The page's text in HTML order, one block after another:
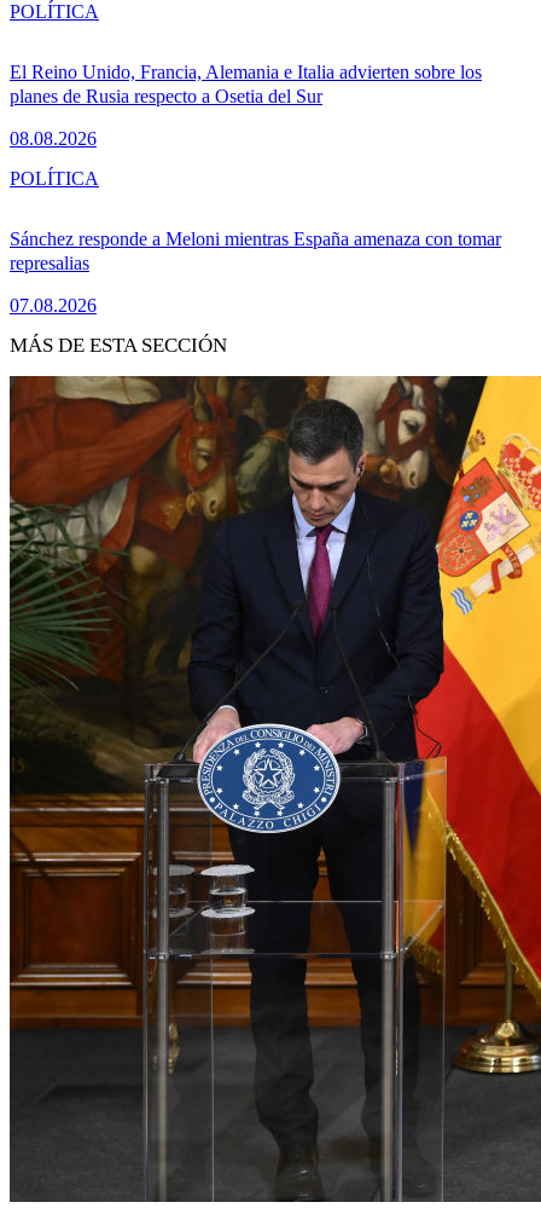
El Reino Unido, Francia, Alemania e Italia advierten sobre los
planes de Rusia respecto a Osetia del Sur
08.08.2026
POLÍTICA
Sánchez responde a Meloni mientras España amenaza con tomar
represalias
07.08.2026
POLÍTICA
MÁS DE ESTA SECCIÓN